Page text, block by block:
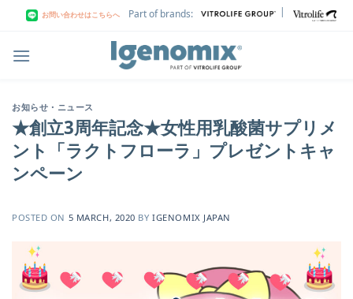
お問い合わせはこちらへ Part of brands: |
お知らせ・ニュース
★創立3周年記念★女性用乳酸菌サプリメ
ント「ラクトフローラ」プレゼントキャ
ンペーン
POSTED ON 5 MARCH, 2020 BYIGENOMIX JAPAN